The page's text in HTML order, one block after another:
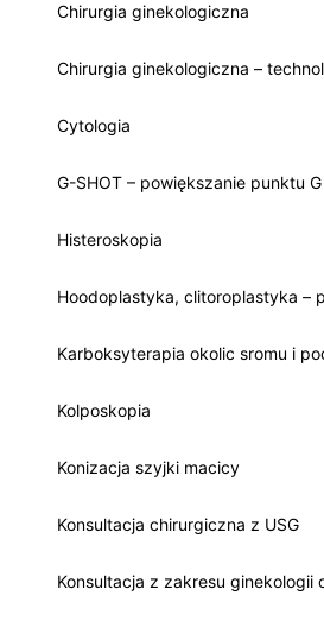
Chirurgia ginekologiczna
Chirurgia ginekologiczna –
Cytologia
G-SHOT – powiększanie punktu G
Histeroskopia
Hoodoplastyka, clitoroplastyka –
Karboksyterapia okolic sromu i
Kolposkopia
Konizacja szyjki macicy
Konsultacja chirurgiczna z USG
Konsultacja z zakresu ginekologii